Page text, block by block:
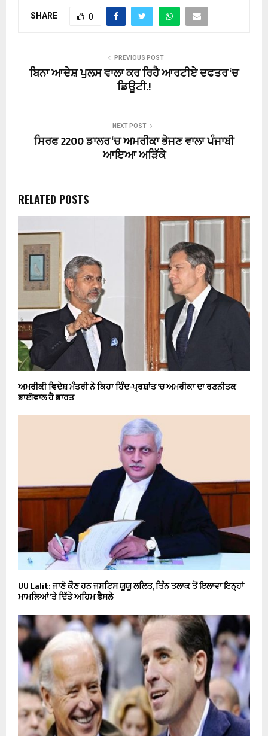
SHARE 0
PREVIOUS POST
ਬਿਨਾ ਆਦੇਸ਼ ਪੁਲਸ ਵਾਲਾ ਕਰ ਰਿਹੈ ਆਰਟੀਏ ਦਫਤਰ ‘ਚ
ਡਿਊਟੀ.!
NEXT POST
ਸਿਰਫ 2200 ਡਾਲਰ ‘ਚ ਅਮਰੀਕਾ ਭੇਜਣ ਵਾਲਾ ਪੰਜਾਬੀ
ਆਇਆ ਅੜਿੱਕੇ
RELATED POSTS
ਅਮਰੀਕੀ ਵਿਦੇਸ਼ ਮੰਤਰੀ ਨੇ ਕਿਹਾ ਹਿੰਦ-ਪ੍ਰਸ਼ਾਂਤ ‘ਚ ਅਮਰੀਕਾ ਦਾ ਰਣਨੀਤਕ
ਭਾਈਵਾਲ ਹੈ ਭਾਰਤ
UU Lalit: ਜਾਣੋ ਕੌਣ ਹਨ ਜਸਟਿਸ ਯੂਯੂ ਲਲਿਤ, ਤਿੰਨ ਤਲਾਕ ਤੋਂ ਇਲਾਵਾ ਇਨ੍ਹਾਂ
ਮਾਮਲਿਆਂ ‘ਤੇ ਦਿੱਤੇ ਅਹਿਮ ਫੈਸਲੇ